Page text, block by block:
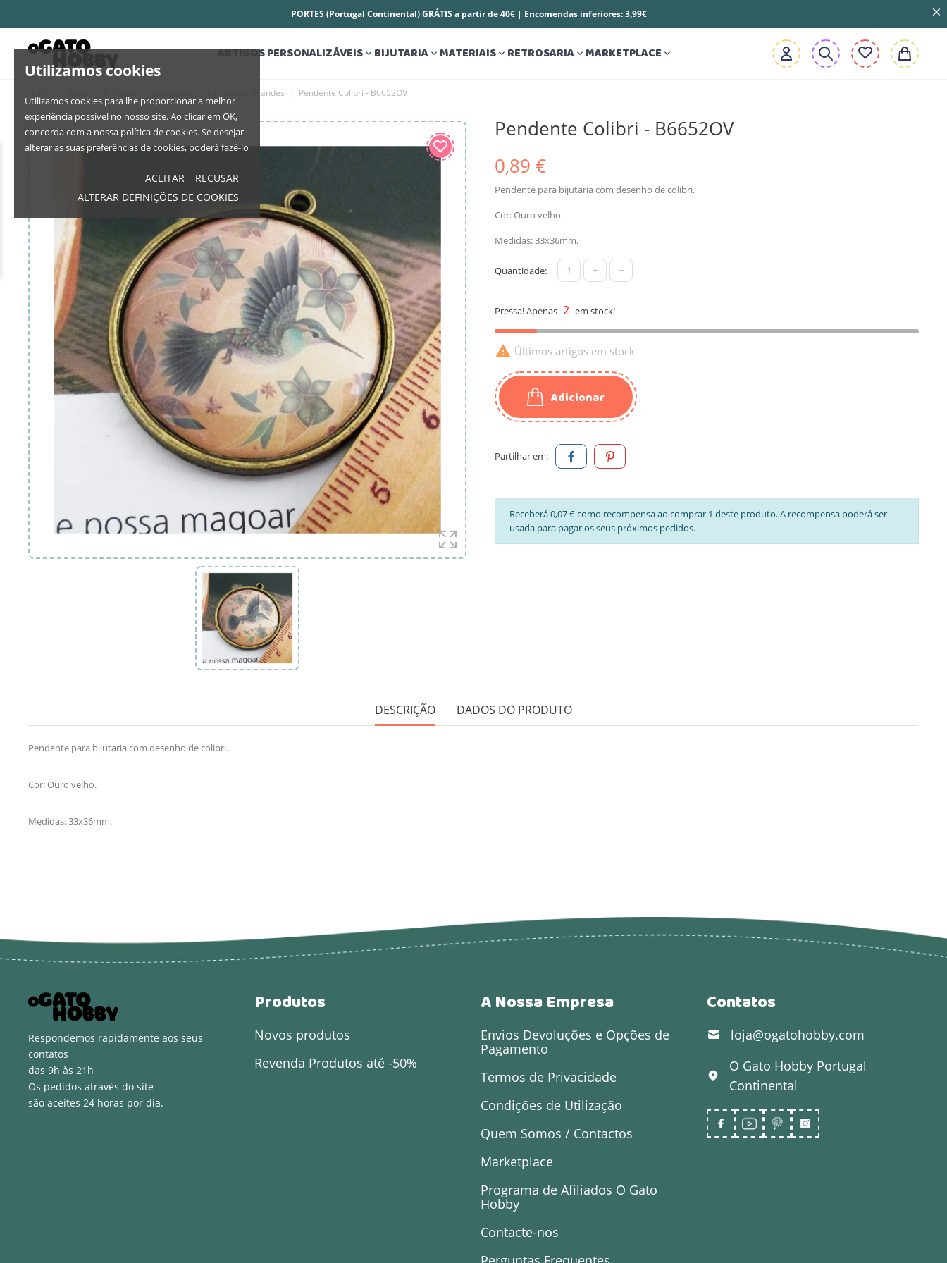
Utilizamos cookies
Utilizamos cookies para lhe proporcionar a melhor
experiência possível no nosso site. Ao clicar em OK,
concorda com a nossa política de cookies. Se desejar
alterar as suas preferências de cookies, poderá fazê-lo
ACEITAR
RECUSAR
ALTERAR DEFINIÇÕES DE COOKIES
PORTES (Portugal Continental) GRÁTIS a partir de 40€ | Encomendas inferiores: 3,99€
ARTIGOS PERSONALIZÁVEIS BIJUTARIA MATERIAIS RETROSARIA MARKETPLACE 
Pendentes Grandes Pendente Colibri - B6652OV
Pendente Colibri - B6652OV
0,89 €
Pendente para bijutaria com desenho de colibri.
Cor: Ouro velho.
Medidas: 33x36mm.
Quantidade: + -
Pressa! Apenas 2 em stock!
 Últimos artigos em stock
Adicionar
Partilhar em:
Receberá 0,07 € como recompensa ao comprar 1 deste produto. A recompensa poderá ser
usada para pagar os seus próximos pedidos.
DESCRIÇÃO DADOS DO PRODUTO
Pendente para bijutaria com desenho de colibri.
Cor: Ouro velho.
Medidas: 33x36mm.
Respondemos rapidamente aos seus
contatos
das 9h às 21h
Os pedidos através do site
são aceites 24 horas por dia.
Produtos
Novos produtos
Revenda Produtos até -50%
A Nossa Empresa
Envios Devoluções e Opções de
Pagamento
Termos de Privacidade
Condições de Utilização
Quem Somos / Contactos
Marketplace
Programa de Afiliados O Gato
Hobby
Contacte-nos
Contatos
loja@ogatohobby.com
O Gato Hobby Portugal
Continental